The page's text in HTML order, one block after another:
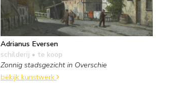
Adrianus Eversen
schilderij • te koop
Zonnig stadsgezicht in Overschie
bekijk kunstwerk